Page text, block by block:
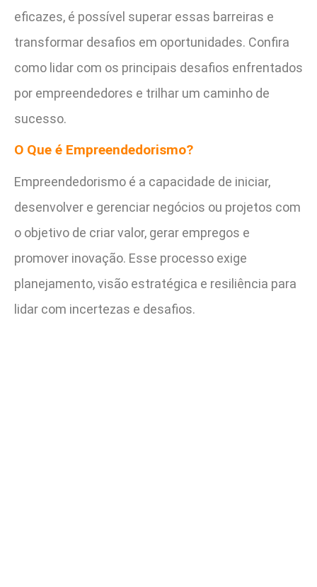
eficazes, é possível superar essas barreiras e
transformar desafios em oportunidades. Confira
como lidar com os principais desafios enfrentados
por empreendedores e trilhar um caminho de
sucesso.
O Que é Empreendedorismo?
Empreendedorismo é a capacidade de iniciar,
desenvolver e gerenciar negócios ou projetos com
o objetivo de criar valor, gerar empregos e
promover inovação. Esse processo exige
planejamento, visão estratégica e resiliência para
lidar com incertezas e desafios.